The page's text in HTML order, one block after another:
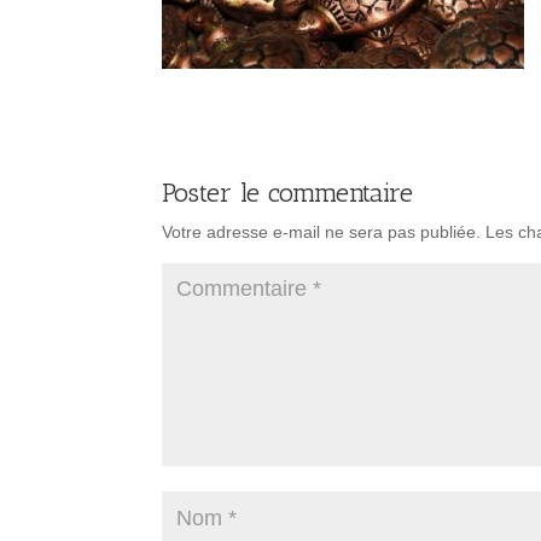
Poster le commentaire
Votre adresse e-mail ne sera pas publiée. Les